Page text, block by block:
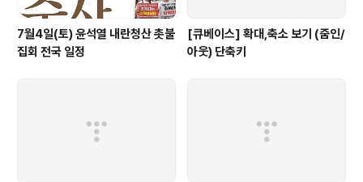
7월4일(토) 윤석열 내란청산 촛불
집회 전국 일정
[큐베이스] 확대,축소 보기 (줌인/
아웃) 단축키